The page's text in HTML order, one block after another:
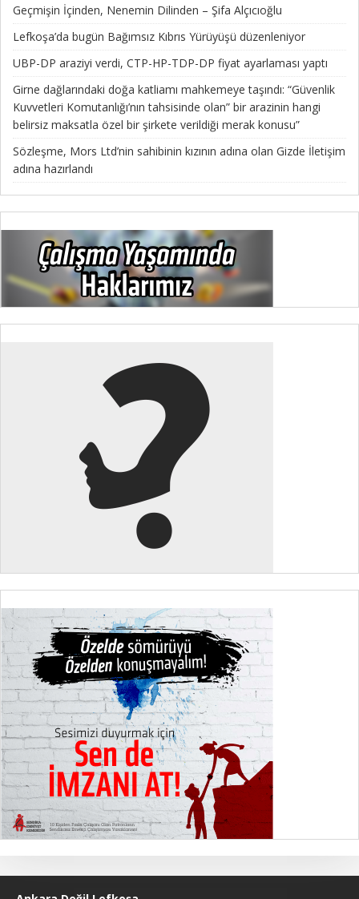
Geçmişin İçinden, Nenemin Dilinden – Şifa Alçıcıoğlu
Lefkoşa’da bugün Bağımsız Kıbrıs Yürüyüşü düzenleniyor
UBP-DP araziyi verdi, CTP-HP-TDP-DP fiyat ayarlaması yaptı
Girne dağlarındaki doğa katliamı mahkemeye taşındı: “Güvenlik
Kuvvetleri Komutanlığı’nın tahsisinde olan” bir arazinin hangi
belirsiz maksatla özel bir şirkete verildiği merak konusu”
Sözleşme, Mors Ltd’nin sahibinin kızının adına olan Gizde İletişim
adına hazırlandı